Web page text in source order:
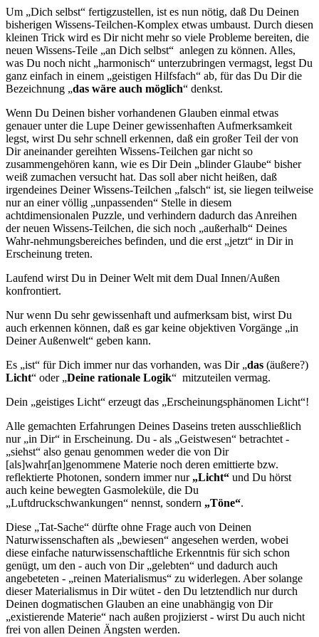
Um „Dich selbst“ fertigzustellen, ist es nun nötig, daß Du Deinen
bisherigen Wissens-Teilchen-Komplex etwas umbaust. Durch diesen
kleinen Trick wird es Dir nicht mehr so viele Probleme bereiten, die
neuen Wissens-Teile „an Dich selbst“ anlegen zu können. Alles,
was Du noch nicht „harmonisch“ unterzubringen vermagst, legst Du
ganz einfach in einem „geistigen Hilfsfach“ ab, für das Du Dir die
Bezeichnung „das wäre auch möglich“ denkst.
Wenn Du Deinen bisher vorhandenen Glauben einmal etwas
genauer unter die Lupe Deiner gewissenhaften Aufmerksamkeit
legst, wirst Du sehr schnell erkennen, daß ein großer Teil der von
Dir aneinander gereihten Wissens-Teilchen gar nicht so
zusammengehören kann, wie es Dir Dein „blinder Glaube“ bisher
weiß zumachen versucht hat. Das soll aber nicht heißen, daß
irgendeines Deiner Wissens-Teilchen „falsch“ ist, sie liegen teilweise
nur an einer völlig „unpassenden“ Stelle in diesem
achtdimensionalen Puzzle, und verhindern dadurch das Anreihen
der neuen Wissens-Teilchen, die sich noch „außerhalb“ Deines
Wahr-nehmungsbereiches befinden, und die erst „jetzt“ in Dir in
Erscheinung treten.
Laufend wirst Du in Deiner Welt mit dem Dual Innen/Außen
konfrontiert.
Nur wenn Du sehr gewissenhaft und aufmerksam bist, wirst Du
auch erkennen können, daß es gar keine objektiven Vorgänge „in
Deiner Außenwelt“ geben kann.
Es „ist“ für Dich immer nur das vorhanden, was Dir „das (äußere?)
Licht“ oder „Deine rationale Logik“ mitzuteilen vermag.
Dein „geistiges Licht“ erzeugt das „Erscheinungsphänomen Licht“!
Alle gemachten Erfahrungen Deines Daseins treten ausschließlich
nur „in Dir“ in Erscheinung. Du - als „Geistwesen“ betrachtet -
„siehst“ also genau genommen weder die von Dir
[als]wahr[an]genommene Materie noch deren emittierte bzw.
reflektierte Photonen, sondern immer nur „Licht“ und Du hörst
auch keine bewegten Gasmoleküle, die Du
„Luftdruckschwankungen“ nennst, sondern „Töne“.
Diese „Tat-Sache“ dürfte ohne Frage auch von Deinen
Naturwissenschaften als „bewiesen“ angesehen werden, wobei
diese einfache naturwissenschaftliche Erkenntnis für sich schon
genügt, um den - auch von Dir „gelebten“ und dadurch auch
angebeteten - „reinen Materialismus“ zu widerlegen. Aber solange
dieser Materialismus in Dir wütet - den Du letztendlich nur durch
Deinen dogmatischen Glauben an eine unabhängig von Dir
„existierende Materie“ nach außen projizierst - wirst Du auch nicht
frei von allen Deinen Ängsten werden.